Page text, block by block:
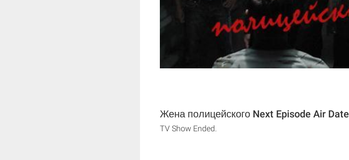
Жена полицейского Next Episode Air Date
TV Show Ended.